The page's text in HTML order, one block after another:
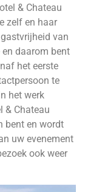
& Chateau
zelf en haar
van
en daarom bent
het eerste
te
het werk
& Chateau
bent en wordt
uw evenement
ook weer